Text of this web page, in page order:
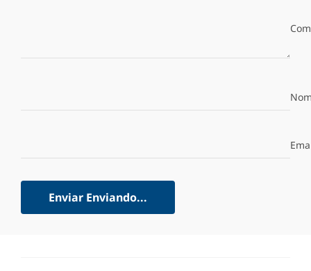
Enviar Enviando...